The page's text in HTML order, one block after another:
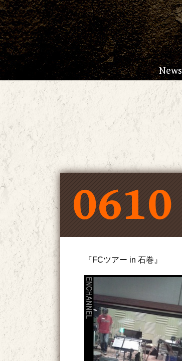
News
0610
『FCツアー in 石巻』